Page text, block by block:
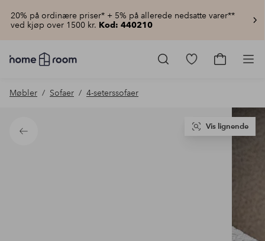
20% på ordinære priser* + 5% på allerede nedsatte varer**
ved kjøp over 1500 kr. Kod: 440210
Homeroom
–
hjemmet
pris
Gå
Gå
Møbler Sofaer 4-seterssofaer
Tilbake
Vis lignende